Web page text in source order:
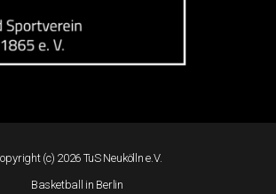
(c) 2026 TuS Neukölln e.V.
Basketball in Berlin